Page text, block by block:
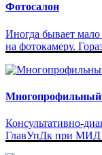
Фотосалон
Иногда бывает
на фотокамеру.
Многопрофильный
Консультативно-
ГлавУпДк при МИД